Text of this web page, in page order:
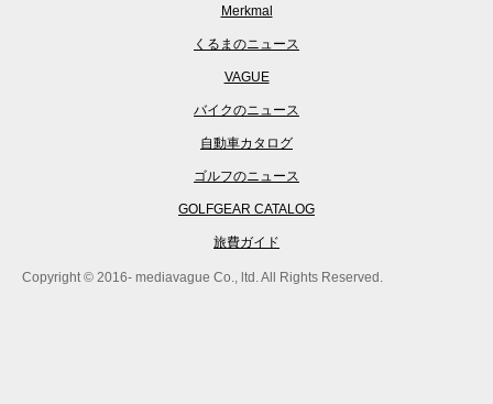
Merkmal
くるまのニュース
VAGUE
バイクのニュース
自動車カタログ
ゴルフのニュース
GOLFGEAR CATALOG
旅費ガイド
Copyright © 2016- mediavague Co., ltd. All Rights Reserved.